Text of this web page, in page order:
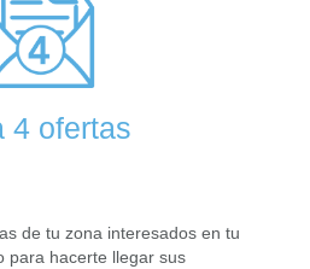
4 ofertas
de tu zona interesados en tu
para hacerte llegar sus